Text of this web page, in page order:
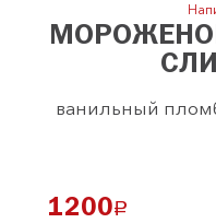
ванильный
1200a